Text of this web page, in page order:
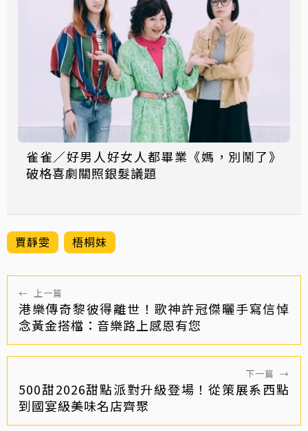
雀雀／好男人好女人都畢業《媽，別鬧了》
破格喜劇關照銀髮議題
賈靜雯 梧桐妹
← 上一篇
港樂傳奇黎彼得離世！歌神許冠傑曬手寫信悼
念黃金搭檔：音樂路上感恩有您
下一篇 →
500甜2026甜點派對升級登場！從策展系西點
到國宴級美味名店齊聚